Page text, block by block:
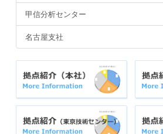
甲信分析センター
名古屋支社